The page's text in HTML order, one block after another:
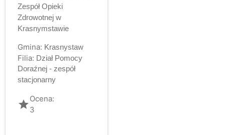
Zespół Opieki
Zdrowotnej w
Krasnymstawie
Gmina: Krasnystaw
Filia: Dział Pomocy
Doraźnej - zespół
stacjonarny
gradeOcena:
3